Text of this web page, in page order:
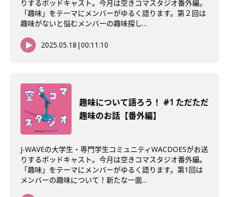
りするポッドキャスト。今月は空きコマスタジオ番外編。
「趣味」をテーマにメンバーがゆるく語ります。第２回は
趣味がないと悩むメンバーの趣味探し...
2025.05.18 |00:11:10
趣味について語ろう！ #1 ただただ
趣味のお話【番外編】
J-WAVEの大学生・専門学生コミュニティWACDOESがお送
りするポッドキャスト。今月は空きコマスタジオ番外編。
「趣味」をテーマにメンバーがゆるく語ります。第1回は
メンバーの趣味について！新たな一面...